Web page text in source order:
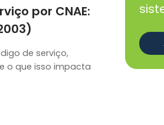
por CNAE:
de serviço,
o que isso impacta